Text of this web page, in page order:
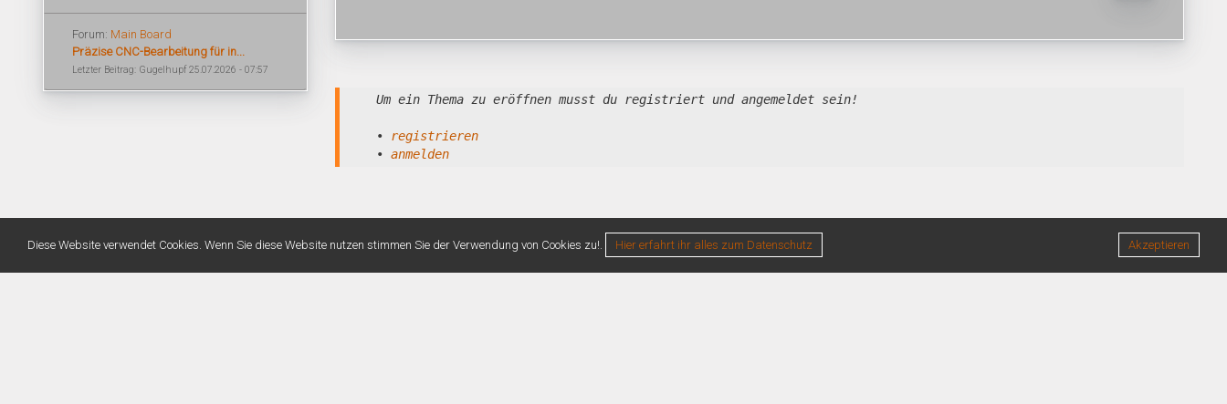
Forum: Main Board
Präzise CNC-Bearbeitung für in...
Letzter Beitrag: Gugelhupf 25.07.2026 - 07:57
Um ein Thema zu eröffnen musst du registriert und angemeldet sein!
• registrieren
• anmelden
Diese Website verwendet Cookies. Wenn Sie diese Website nutzen stimmen Sie der Verwendung von Cookies zu!. Hier erfahrt ihr alles zum Datenschutz Akzeptieren